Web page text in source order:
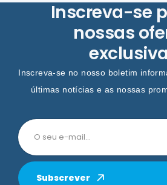
Inscreva-se
nossas
Inscreva-se no nosso boletim
últimas notícias e as nossas
Subscrever